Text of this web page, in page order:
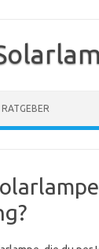
RATGEBER